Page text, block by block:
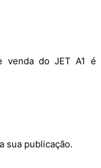
do JET A1
sua publicação.